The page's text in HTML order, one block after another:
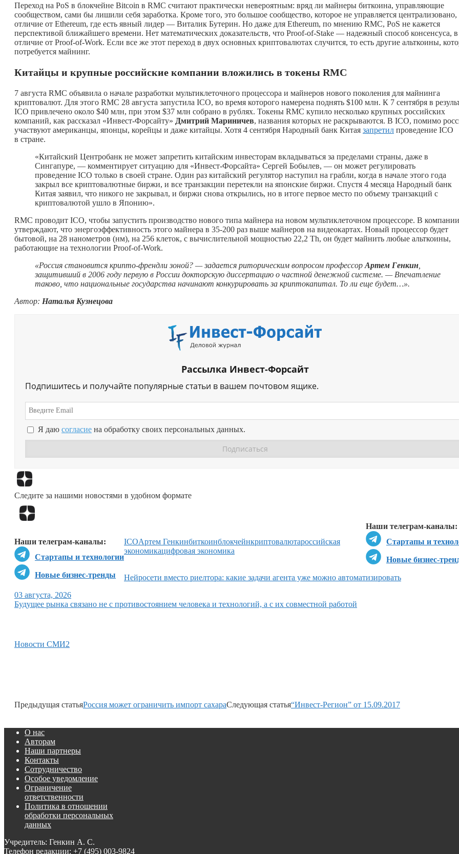
Переход на PoS в блокчейне Bitcoin в RMC считают практически невероятным: вряд ли майнеры биткоина, управляющие
сообществом, сами бы лишили себя заработка. Кроме того, это большое сообщество, которое не управляется централизовано,
отличие от Ethereum, где есть явный лидер — Виталик Бутерин. Но даже для Ethereum, по мнению RMC, PoS не кажется
перспективой ближайшего времени. Нет математических доказательств, что Proof-of-Stake — надежный способ консенсуса, в
отличие от Proof-of-Work. Если все же этот переход в двух основных криптовалютах случится, то есть другие альткоины,
потребуется майнинг.
Китайцы и крупные российские компании вложились в токены RMC
7 августа RMC объявила о начале разработки мультиклеточного процессора и майнеров нового поколения для майнинга
криптовалют. Для этого RMC 28 августа запустила ICO, во время которого намерена поднять $100 млн. К 7 сентября в
ICO привлечено около $40 млн, при этом $37 млн собрано в рублях. Токены RMC купило несколько крупных российских
компаний, как рассказал «Инвест-Форсайту» Дмитрий Мариничев, названия которых не раскрываются. В ICO, помимо
участвуют американцы, японцы, корейцы и даже китайцы. Хотя 4 сентября Народный банк Китая запретил проведение ICO
в стране.
«Китайский Центробанк не может запретить китайским инвесторам вкладываться за пределами страны, даже в
Сингапуре, — комментирует ситуацию для «Инвест-Форсайта» Сергей Бобылев, — он может регулировать
проведение ICO только в своей стране. Один раз китайский регулятор наступил на грабли, когда в начале этого года
закрыл все криптовалютные биржи, и все транзакции перетекли на японские биржи. Спустя 4 месяца Народный банк
Китая заявил, что никого не закрывал, и биржи снова открылись, но в итоге первое место по объему транзакций с
криптовалютой ушло в Японию».
RMC проводит ICO, чтобы запустить производство нового типа майнера на новом мультиклеточном процессоре. В компании
утверждают, что энергоэффективность этого майнера в 35-200 раз выше майнеров на видеокартах. Новый процессор будет
бытовой, на 28 нанометров (нм), на 256 клеток, с вычислительной мощностью 22,2 Th, он будет майнить любые альткоины,
работающие на технологии Proof-of-Work.
«Россия становится крипто-френдли зоной? — задается риторическим вопросом профессор Артем Генкин
защитивший в 2006 году первую в России докторскую диссертацию о частной денежной системе. — Впечатление
таково, что национальные государства начинают конкурировать за криптокапитал. То ли еще будет…».
Автор: Наталья Кузнецова
Рассылка Инвест-Форсайт
Подпишитесь и получайте популярные статьи в вашем почтовом ящике.
Я даю согласие на обработку своих персональных данных.
Следите за нашими новостями в удобном формате
Наши телеграм-каналы:
Стартапы и
Новые бизнес-
Наши телеграм-каналы:
Стартапы и технологии
Новые бизнес-тренды
ICOАртем Генкинбиткоинблокчейнкриптовалютароссийская
экономикацифровая экономика
Нейросети вместо риелтора: какие задачи агента уже можно автоматизировать
03 августа, 2026
Будущее рынка связано не с противостоянием человека и технологий, а с их совместной работой
Новости СМИ2
Предыдущая статьяРоссия может ограничить импорт сахараСледующая статья“Инвест-Регион” от 15.09.2017
О нас
Авторам
Наши партнеры
Контакты
Сотрудничество
Особое уведомление
Ограничение
ответственности
Политика в отношении
обработки персональных
данных
Учредитель: Генкин А. С.
Телефон редакции: +7 (495) 003-9824